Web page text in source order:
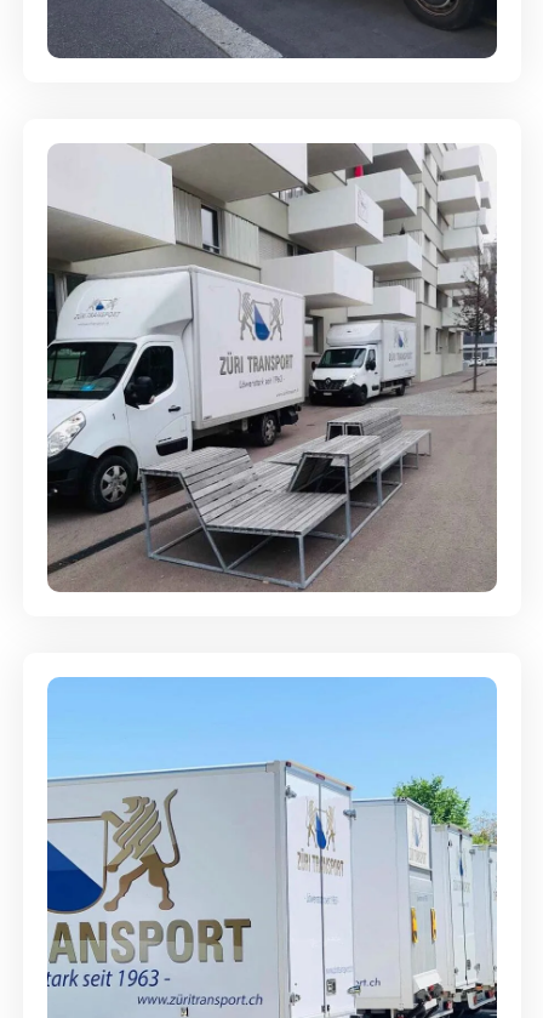
Full-Service - Für Privatumzüge
Umzugsreinigung - mit
Abgabegarantie